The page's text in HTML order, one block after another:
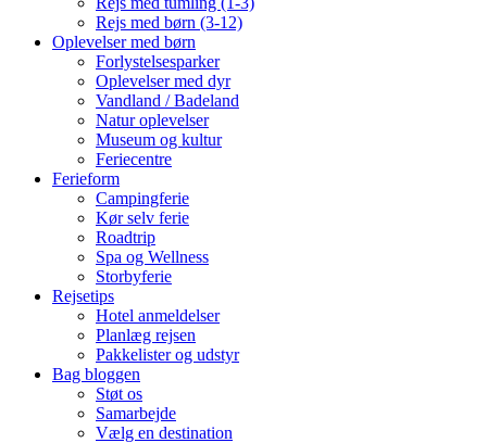
Rejs med børn (3-12)
Oplevelser med børn
Forlystelsesparker
Oplevelser med dyr
Vandland / Badeland
Natur oplevelser
Museum og kultur
Feriecentre
Ferieform
Campingferie
Kør selv ferie
Roadtrip
Spa og Wellness
Storbyferie
Rejsetips
Hotel anmeldelser
Planlæg rejsen
Pakkelister og udstyr
Bag bloggen
Støt os
Samarbejde
Vælg en destination